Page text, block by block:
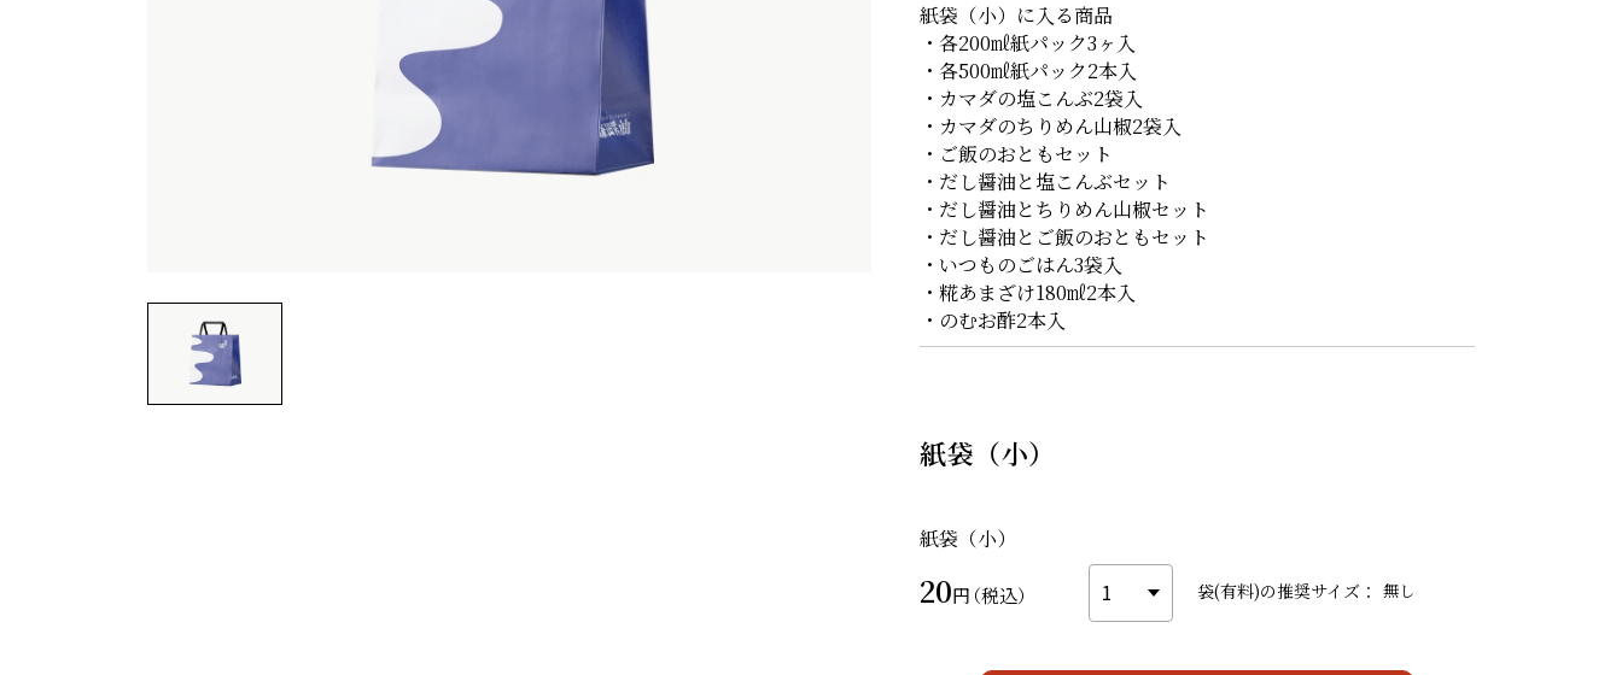
紙袋（小）に入る商品
・各200㎖紙パック3ヶ入
・各500㎖紙パック2本入
・カマダの塩こんぶ2袋入
・カマダのちりめん山椒2袋入
・ご飯のおともセット
・だし醤油と塩こんぶセット
・だし醤油とちりめん山椒セット
・だし醤油とご飯のおともセット
・いつものごはん3袋入
・糀あまざけ180㎖2本入
・のむお酢2本入
紙袋（小）
紙袋（小）
20円（税込） 袋(有料)の推奨サイズ： 無し